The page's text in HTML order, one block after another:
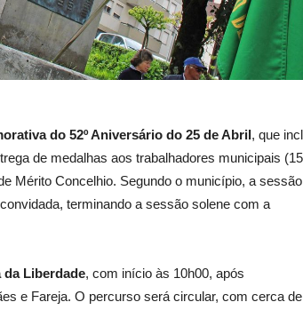
do 52º Aniversário do 25 de Abril, que
de medalhas aos trabalhadores municipais
Mérito Concelhio. Segundo o município, a sessão
terminando a sessão solene com a
da Liberdade, com início às 10h00, após
e Fareja. O percurso será circular, com cerca